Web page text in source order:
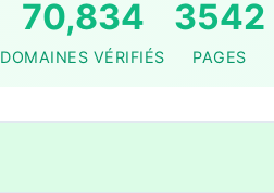
70,834
DOMAINES VÉRIFIÉS
3542
PAGES